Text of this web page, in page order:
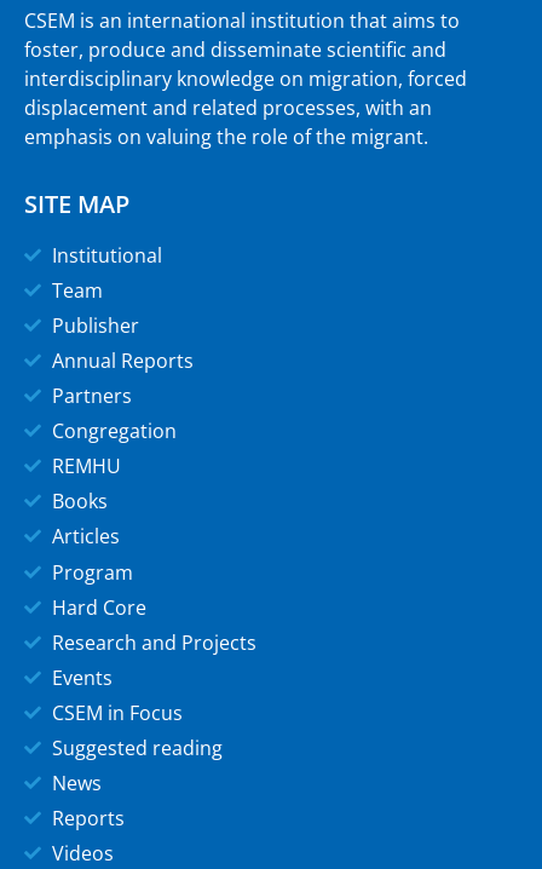
CSEM is an international institution that aims to
foster, produce and disseminate scientific and
interdisciplinary knowledge on migration, forced
displacement and related processes, with an
emphasis on valuing the role of the migrant.
SITE MAP
Institutional
Team
Publisher
Annual Reports
Partners
Congregation
REMHU
Books
Articles
Program
Hard Core
Research and Projects
Events
CSEM in Focus
Suggested reading
News
Reports
Videos